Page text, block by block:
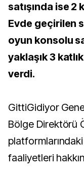
satışında ise 2
Evde geçirilen
oyun konsolu
yaklaşık 3
verdi.
GittiGidiyor
Bölge Direktörü
faaliyetleri